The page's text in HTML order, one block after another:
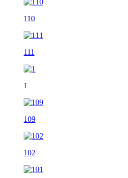
110
111
1
109
102